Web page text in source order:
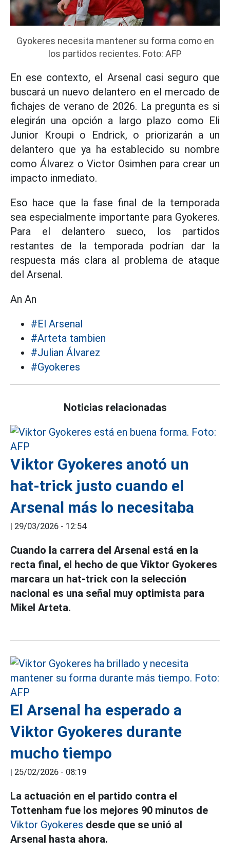
Gyokeres necesita mantener su forma como en
los partidos recientes. Foto: AFP
En ese contexto, el Arsenal casi seguro que
buscará un nuevo delantero en el mercado de
fichajes de verano de 2026. La pregunta es si
elegirán una opción a largo plazo como Eli
Junior Kroupi o Endrick, o priorizarán a un
delantero que ya ha establecido su nombre
como Álvarez o Victor Osimhen para crear un
impacto inmediato.
Eso hace que la fase final de la temporada
sea especialmente importante para Gyokeres.
Para el delantero sueco, los partidos
restantes de la temporada podrían dar la
respuesta más clara al problema de ataque
del Arsenal.
An An
#El Arsenal
#Arteta tambien
#Julian Álvarez
#Gyokeres
Noticias relacionadas
Viktor Gyokeres anotó un
hat-trick justo cuando el
Arsenal más lo necesitaba
| 29/03/2026 - 12:54
Cuando la carrera del Arsenal está en la
recta final, el hecho de que Viktor Gyokeres
marcara un hat-trick con la selección
nacional es una señal muy optimista para
Mikel Arteta.
El Arsenal ha esperado a
Viktor Gyokeres durante
mucho tiempo
| 25/02/2026 - 08:19
La actuación en el partido contra el
Tottenham fue los mejores 90 minutos de
Viktor Gyokeres desde que se unió al
Arsenal hasta ahora.